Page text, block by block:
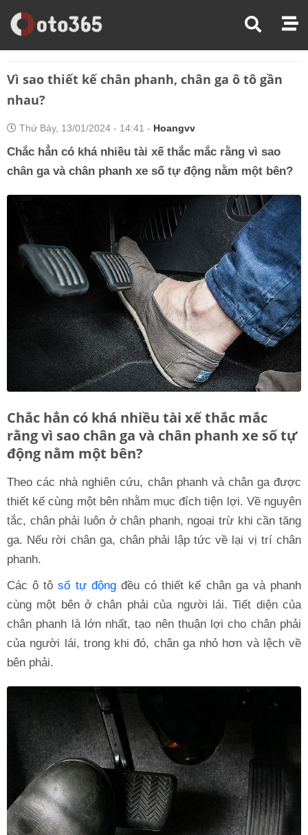
Trang Chủ
Kiến Thức Xe
Vì sao thiết kế chân phanh, chân ga ô tô gần
nhau?
Thứ Bảy, 13/01/2024 - 14:41 - Hoangvv
Chắc hẳn có khá nhiều tài xế thắc mắc rằng vì sao
chân ga và chân phanh xe số tự động nằm một bên?
Chắc hẳn có khá nhiều tài xế thắc mắc
rằng vì sao chân ga và chân phanh xe số tự
động nằm một bên?
Theo các nhà nghiên cứu, chân phanh và chân ga được
thiết kế cùng một bên nhằm mục đích tiện lợi. Về nguyên
tắc, chân phải luôn ở chân phanh, ngoại trừ khi cần tăng
ga. Nếu rời chân ga, chân phải lập tức về lại vị trí chân
phanh.
Các ô tôsố tự độngđều có thiết kế chân ga và phanh
cùng một bên ở chân phải của người lái. Tiết diện của
chân phanh là lớn nhất, tạo nên thuận lợi cho chân phải
của người lái, trong khi đó, chân ga nhỏ hơn và lệch về
bên phải.